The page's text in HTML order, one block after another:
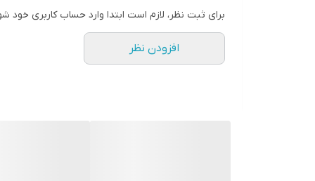
برای ثبت نظر، لازم است ابتدا وارد حساب کاربری خود
افزودن نظر